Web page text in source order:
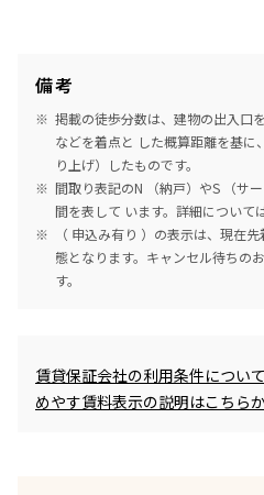
備考
掲載の徒歩分数は、建物の出入口
などを着点と した概算距離を基
り上げ）したものです。
間取り表記のN （納戸）やS （サ
間を表して います。詳細について
（ 申込み有り ）の表示は、現在
態となります。キャンセル待ちの
す。
賃貸保証会社の利用条件について
めやす賃料表示の説明はこちら